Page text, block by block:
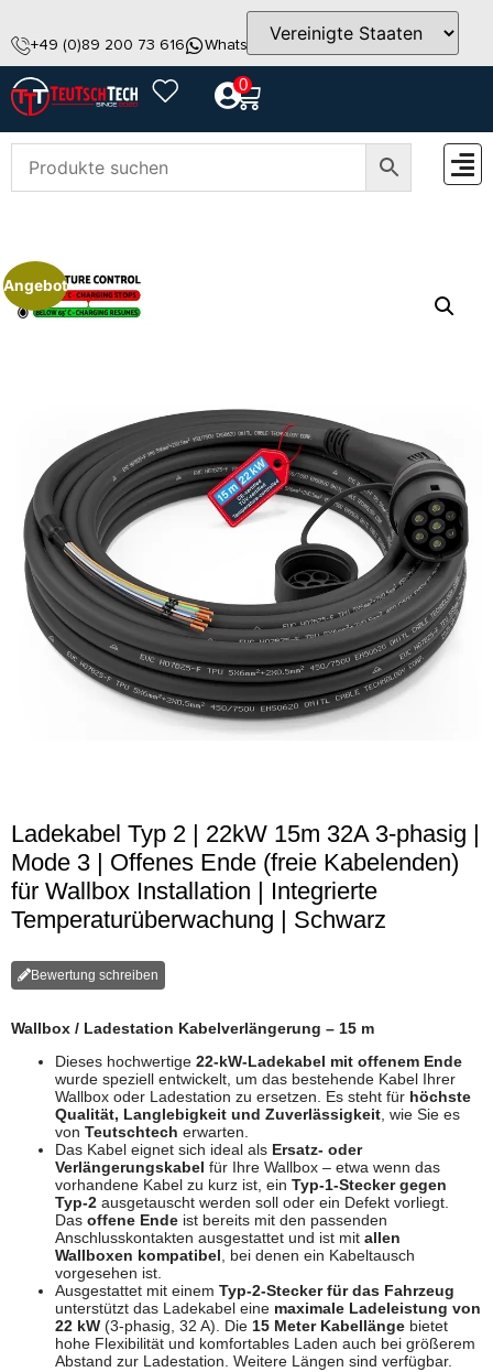
+49 (0)89 200 73 616 WhatsApp info@teutschtech.com
0
Angebot
Ladekabel Typ 2 | 22kW 15m 32A 3-phasig |
Mode 3 | Offenes Ende (freie Kabelenden)
für Wallbox Installation | Integrierte
Temperaturüberwachung | Schwarz
Bewertung schreiben
Wallbox / Ladestation Kabelverlängerung – 15 m
Dieses hochwertige 22-kW-Ladekabel mit offenem Ende
wurde speziell entwickelt, um das bestehende Kabel Ihrer
Wallbox oder Ladestation zu ersetzen. Es steht für höchste
Qualität, Langlebigkeit und Zuverlässigkeit, wie Sie es
von Teutschtech erwarten.
Das Kabel eignet sich ideal als Ersatz- oder
Verlängerungskabel für Ihre Wallbox – etwa wenn das
vorhandene Kabel zu kurz ist, ein Typ-1-Stecker gegen
Typ-2 ausgetauscht werden soll oder ein Defekt vorliegt.
Das offene Ende ist bereits mit den passenden
Anschlusskontakten ausgestattet und ist mit allen
Wallboxen kompatibel, bei denen ein Kabeltausch
vorgesehen ist.
Ausgestattet mit einem Typ-2-Stecker für das Fahrzeug
unterstützt das Ladekabel eine maximale Ladeleistung von
22 kW (3-phasig, 32 A). Die 15 Meter Kabellänge bietet
hohe Flexibilität und komfortables Laden auch bei größerem
Abstand zur Ladestation. Weitere Längen sind verfügbar.